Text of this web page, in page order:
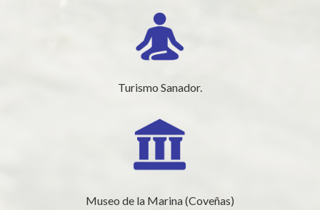
Turismo Sanador.
Museo de la Marina (Coveñas)